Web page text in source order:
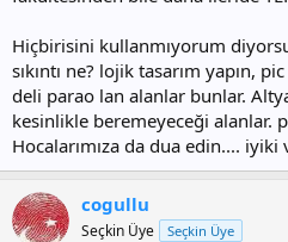
Hiçbirisini kullanmıyorum
sıkıntı ne? lojik tasarım yapın,
deli parao lan alanlar bunlar.
kesinlikle beremeyeceği alanlar.
Hocalarımıza da dua edin.... iyiki
cogullu
Seçkin Üye Seçkin Üye